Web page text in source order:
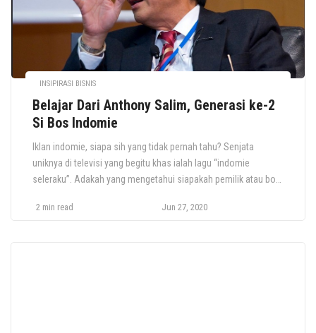
INSIPIRASI BISNIS
Belajar Dari Anthony Salim, Generasi ke-2
Si Bos Indomie
Iklan indomie, siapa sih yang tidak pernah tahu? Senjata
uniknya di televisi yang begitu khas ialah lagu “indomie
seleraku”. Adakah yang mengetahui siapakah pemilik atau bos
Anthony Salim. Anthony Salim atau yang akrab disapa Liem
2 min read Jun 27, 2020